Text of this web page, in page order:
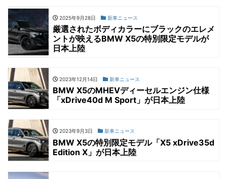
2025年9月28日 新車ニュース
厳選されたボディカラーにブラックのエレメ
ントが映えるBMW X5の特別限定モデルが
日本上陸
2023年12月14日 新車ニュース
BMW X5のMHEVディーセルエンジン仕様
「xDrive40d M Sport」が日本上陸
2023年9月3日 新車ニュース
BMW X5の特別限定モデル「X5 xDrive35d
Edition X」が日本上陸